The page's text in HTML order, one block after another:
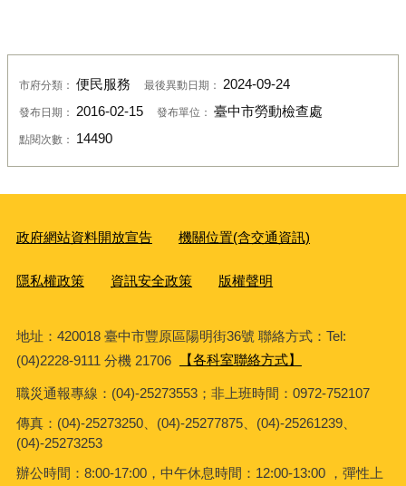
市府分類： 便民服務 最後異動日期： 2024-09-24
發布日期： 2016-02-15 發布單位： 臺中市勞動檢查處
點閱次數： 14490
政府網站資料開放宣告 機關位置(含交通資訊)
隱私權政策 資訊安全政策 版權聲明
地址：420018 臺中市豐原區陽明街36號 聯絡方式：Tel:
(04)2228-9111 分機 21706
【各科室聯絡方式】
職災通報專線：(04)-25273553；非上班時間：0972-752107
傳真：(04)-25273250、(04)-25277875、(04)-25261239、
(04)-25273253
辦公時間：8:00-17:00，中午休息時間：12:00-13:00 ，彈性上